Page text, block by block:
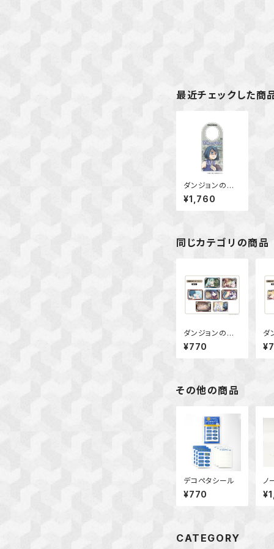
最近チェックした商
ダンジョンの中
のひと アクリ
ルドアノブハンガ
ー（クレイ）
¥1,760
同じカテゴリの商品
ダンジョンの中
のひと 場面写
ステッカーセット
Ver.C
¥770
ダ
の
ス
その他の商品
デコペタシール
¥770
ノ
CATEGORY